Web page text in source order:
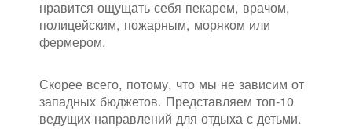
нравится ощущать себя пекарем, врачом,
полицейским, пожарным, моряком или
фермером.
Скорее всего, потому, что мы не зависим от
западных бюджетов. Представляем топ-10
ведущих направлений для отдыха с детьми.